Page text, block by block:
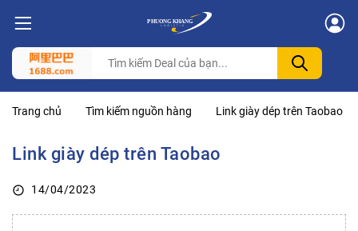
Trang chủ Tìm kiếm nguồn hàng Link giày dép trên Taobao
Link giày dép trên Taobao
14/04/2023